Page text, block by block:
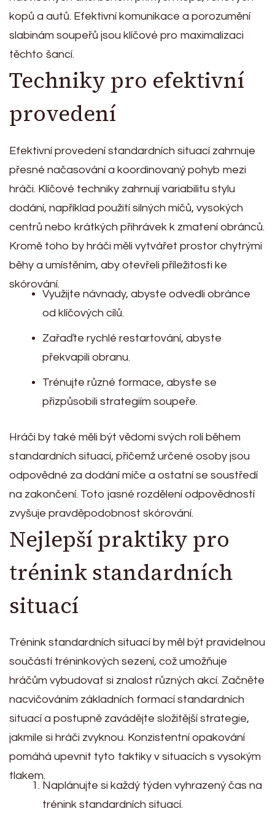
kopů a autů. Efektivní komunikace a porozumění
slabinám soupeřů jsou klíčové pro maximalizaci
těchto šancí.
Techniky pro efektivní
provedení
Efektivní provedení standardních situací zahrnuje
přesné načasování a koordinovaný pohyb mezi
hráči. Klíčové techniky zahrnují variabilitu stylu
dodání, například použití silných míčů, vysokých
centrů nebo krátkých přihrávek k zmatení obránců.
Kromě toho by hráči měli vytvářet prostor chytrými
běhy a umístěním, aby otevřeli příležitosti ke
skórování.
Využijte návnady, abyste odvedli obránce
od klíčových cílů.
Zařaďte rychlé restartování, abyste
překvapili obranu.
Trénujte různé formace, abyste se
přizpůsobili strategiím soupeře.
Hráči by také měli být vědomi svých rolí během
standardních situací, přičemž určené osoby jsou
odpovědné za dodání míče a ostatní se soustředí
na zakončení. Toto jasné rozdělení odpovědností
zvyšuje pravděpodobnost skórování.
Nejlepší praktiky pro
trénink standardních
situací
Trénink standardních situací by měl být pravidelnou
součástí tréninkových sezení, což umožňuje
hráčům vybudovat si znalost různých akcí. Začněte
nacvičováním základních formací standardních
situací a postupně zavádějte složitější strategie,
jakmile si hráči zvyknou. Konzistentní opakování
pomáhá upevnit tyto taktiky v situacích s vysokým
tlakem.
Naplánujte si každý týden vyhrazený čas na
trénink standardních situací.